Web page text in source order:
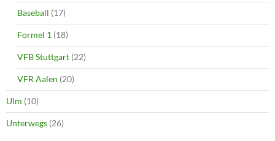
Baseball (17)
Formel 1 (18)
VFB Stuttgart (22)
VFR Aalen (20)
Ulm (10)
Unterwegs (26)